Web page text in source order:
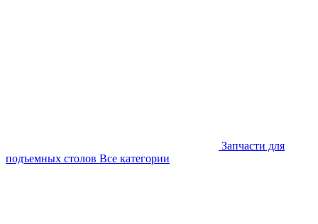
Запчасти для
подъемных столов Все категории